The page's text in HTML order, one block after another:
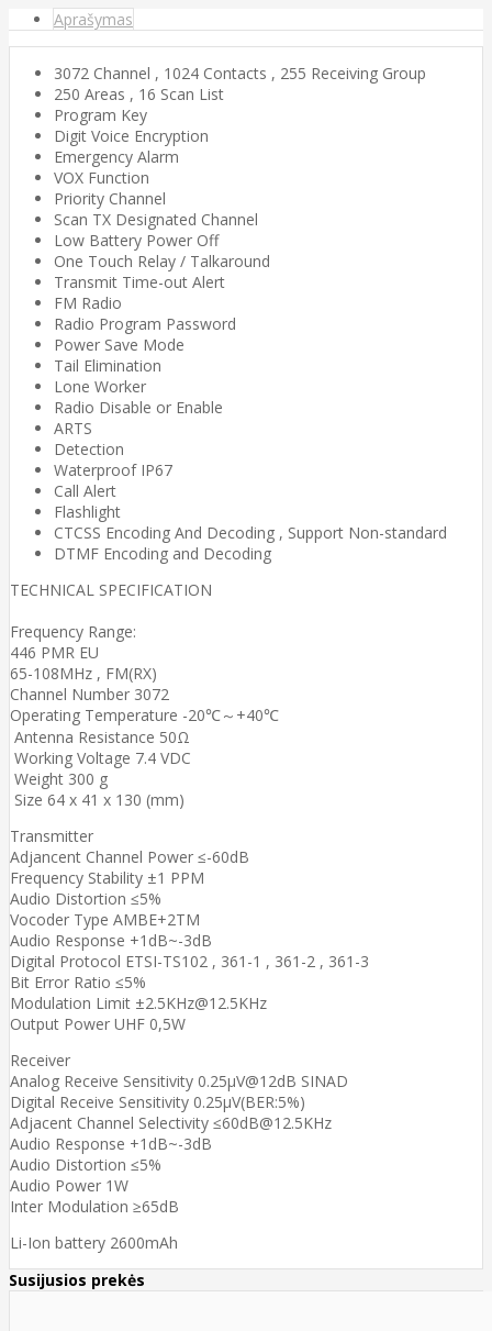
Aprašymas
3072 Channel , 1024 Contacts , 255 Receiving Group
250 Areas , 16 Scan List
Program Key
Digit Voice Encryption
Emergency Alarm
VOX Function
Priority Channel
Scan TX Designated Channel
Low Battery Power Off
One Touch Relay / Talkaround
Transmit Time-out Alert
FM Radio
Radio Program Password
Power Save Mode
Tail Elimination
Lone Worker
Radio Disable or Enable
ARTS
Detection
Waterproof IP67
Call Alert
Flashlight
CTCSS Encoding And Decoding , Support Non-standard
DTMF Encoding and Decoding
TECHNICAL SPECIFICATION
Frequency Range:
446 PMR EU
65-108MHz , FM(RX)
Channel Number 3072
Operating Temperature -20℃～+40℃
Antenna Resistance 50Ω
Working Voltage 7.4 VDC
Weight 300 g
Size 64 x 41 x 130 (mm)
Transmitter
Adjancent Channel Power ≤-60dB
Frequency Stability ±1 PPM
Audio Distortion ≤5%
Vocoder Type AMBE+2TM
Audio Response +1dB~-3dB
Digital Protocol ETSI-TS102 , 361-1 , 361-2 , 361-3
Bit Error Ratio ≤5%
Modulation Limit ±2.5KHz@12.5KHz
Output Power UHF 0,5W
Receiver
Analog Receive Sensitivity 0.25µV@12dB SINAD
Digital Receive Sensitivity 0.25µV(BER:5%)
Adjacent Channel Selectivity ≤60dB@12.5KHz
Audio Response +1dB~-3dB
Audio Distortion ≤5%
Audio Power 1W
Inter Modulation ≥65dB
Li-Ion battery 2600mAh
Susijusios prekės